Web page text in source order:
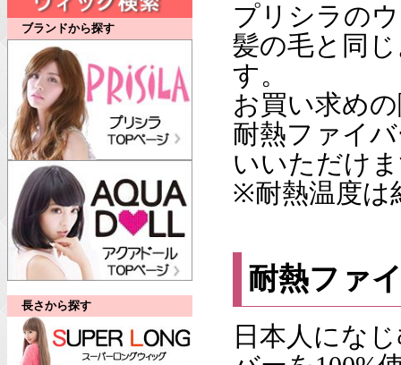
ブランドから探す
長さから探す
プリシラの
髪の毛と同
す。
お買い求め
耐熱ファイ
いいただけ
※耐熱温度は
耐熱ファ
日本人にな